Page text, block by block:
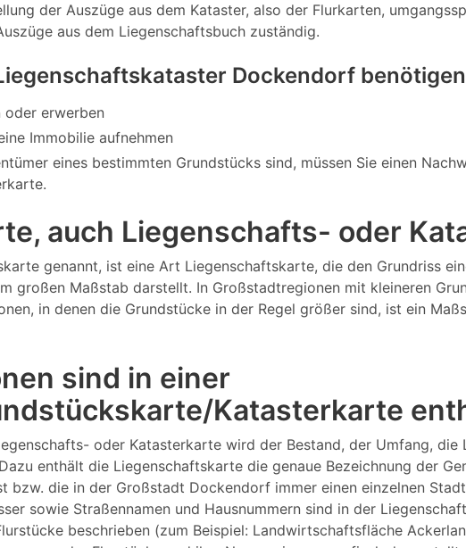
der Auszüge aus dem Kataster, also der Flurkarten,
aus dem Liegenschaftsbuch zuständig.
Dockendorf
oder erwerben
Immobilie aufnehmen
eines bestimmten Grundstücks sind, müssen Sie einen
auch Liegenschafts- oder
genannt, ist eine Art Liegenschaftskarte, die den Grundriss
großen Maßstab darstellt. In Großstadtregionen mit kleineren
in denen die Grundstücke in der Regel größer sind, ist ein
sind in einer
Katasterkarte
oder Katasterkarte wird der Bestand, der Umfang, die
enthält die Liegenschaftskarte die genaue Bezeichnung der
bzw. die in der Großstadt Dockendorf immer einen einzelnen
sowie Straßennamen und Hausnummern sind in der
beschrieben (zum Beispiel: Landwirtschaftsfläche